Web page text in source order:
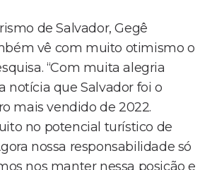
de Salvador, Gegê
vê com muito otimismo o
“Com muita alegria
notícia que Salvador foi o
mais vendido de 2022.
no potencial turístico de
nossa responsabilidade só
nos manter nessa posição e